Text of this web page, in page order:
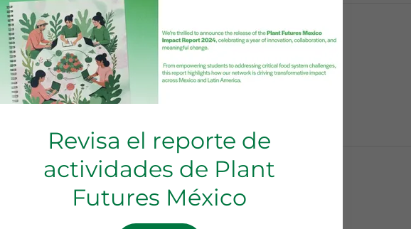
ENVIAR
Revisa el reporte de
actividades de Plant
Futures México